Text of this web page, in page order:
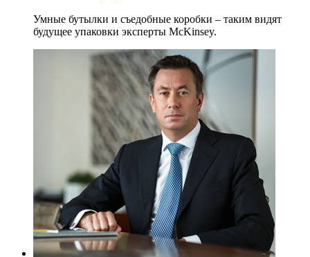
Умные бутылки и съедобные коробки – таким видят
будущее упаковки эксперты McKinsey.